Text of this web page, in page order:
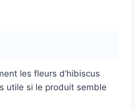
les fleurs d’hibiscus
utile si le produit semble